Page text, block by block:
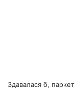
Здавалася б,